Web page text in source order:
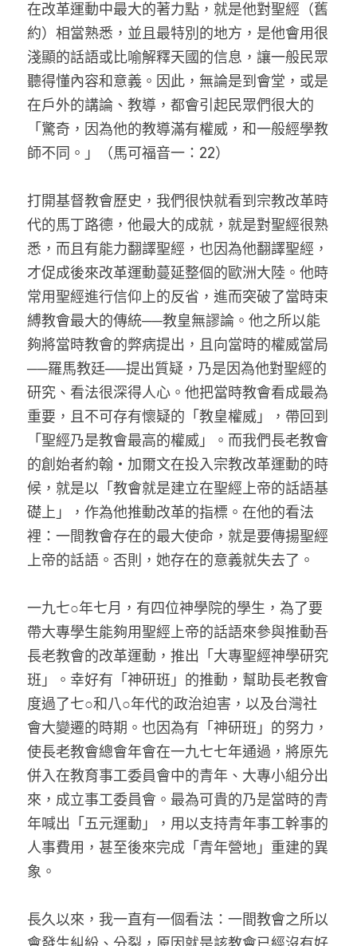
在改革運動中最大的著力點，就是他對聖經（舊
約）相當熟悉，並且最特別的地方，是他會用很
淺顯的話語或比喻解釋天國的信息，讓一般民眾
聽得懂內容和意義。因此，無論是到會堂，或是
在戶外的講論、教導，都會引起民眾們很大的
「驚奇，因為他的教導滿有權威，和一般經學教
師不同。」（馬可福音一：22）
打開基督教會歷史，我們很快就看到宗教改革時
代的馬丁路德，他最大的成就，就是對聖經很熟
悉，而且有能力翻譯聖經，也因為他翻譯聖經，
才促成後來改革運動蔓延整個的歐洲大陸。他時
常用聖經進行信仰上的反省，進而突破了當時束
縛教會最大的傳統──教皇無謬論。他之所以能
夠將當時教會的弊病提出，且向當時的權威當局
──羅馬教廷──提出質疑，乃是因為他對聖經的
研究、看法很深得人心。他把當時教會看成最為
重要，且不可存有懷疑的「教皇權威」，帶回到
「聖經乃是教會最高的權威」。而我們長老教會
的創始者約翰‧加爾文在投入宗教改革運動的時
候，就是以「教會就是建立在聖經上帝的話語基
礎上」，作為他推動改革的指標。在他的看法
裡：一間教會存在的最大使命，就是要傳揚聖經
上帝的話語。否則，她存在的意義就失去了。
一九七○年七月，有四位神學院的學生，為了要
帶大專學生能夠用聖經上帝的話語來參與推動吾
長老教會的改革運動，推出「大專聖經神學研究
班」。幸好有「神研班」的推動，幫助長老教會
度過了七○和八○年代的政治迫害，以及台灣社
會大變遷的時期。也因為有「神研班」的努力，
使長老教會總會年會在一九七七年通過，將原先
併入在教育事工委員會中的青年、大專小組分出
來，成立事工委員會。最為可貴的乃是當時的青
年喊出「五元運動」，用以支持青年事工幹事的
人事費用，甚至後來完成「青年營地」重建的異
象。
長久以來，我一直有一個看法：一間教會之所以